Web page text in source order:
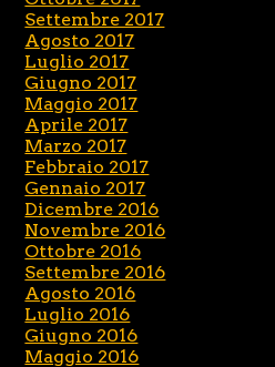
Settembre 2017
Agosto 2017
Luglio 2017
Giugno 2017
Maggio 2017
Aprile 2017
Marzo 2017
Febbraio 2017
Gennaio 2017
Dicembre 2016
Novembre 2016
Ottobre 2016
Settembre 2016
Agosto 2016
Luglio 2016
Giugno 2016
Maggio 2016